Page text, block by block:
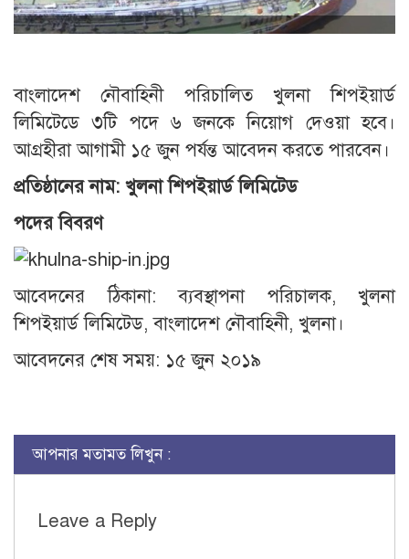
বাংলাদেশ নৌবাহিনী পরিচালিত খুলনা শিপইয়ার্ড
লিমিটেডে ৩টি পদে ৬ জনকে নিয়োগ দেওয়া হবে।
আগ্রহীরা আগামী ১৫ জুন পর্যন্ত আবেদন করতে পারবেন।
প্রতিষ্ঠানের নাম: খুলনা শিপইয়ার্ড লিমিটেড
পদের বিবরণ
আবেদনের ঠিকানা: ব্যবস্থাপনা পরিচালক, খুলনা
শিপইয়ার্ড লিমিটেড, বাংলাদেশ নৌবাহিনী, খুলনা।
আবেদনের শেষ সময়: ১৫ জুন ২০১৯
আপনার মতামত লিখুন :
Leave a Reply